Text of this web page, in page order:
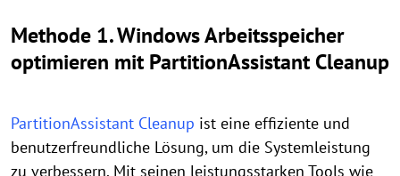
Methode 1. Windows Arbeitsspeicher
optimieren mit PartitionAssistant Cleanup
PartitionAssistant Cleanup ist eine effiziente und
benutzerfreundliche Lösung, um die Systemleistung
zu verbessern. Mit seinen leistungsstarken Tools wie